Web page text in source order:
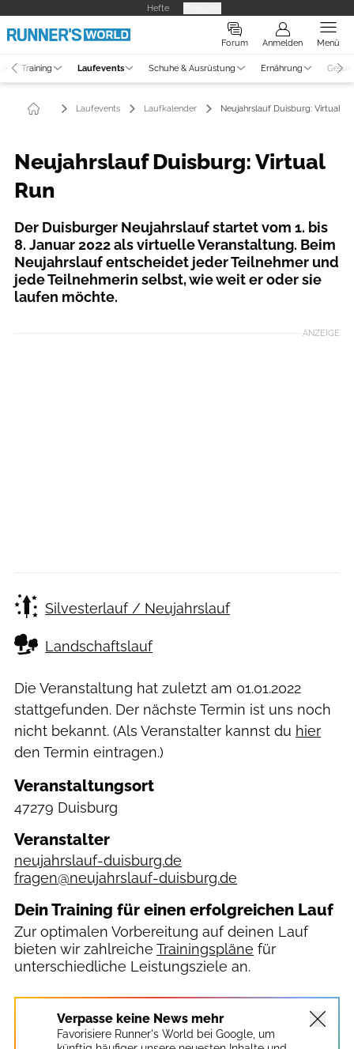
Hefte
Forum Anmelden Menü
Training Laufevents Schuhe & Ausrüstung Ernährung
Laufevents Laufkalender Neujahrslauf Duisburg: Virtual
Neujahrslauf Duisburg: Virtual
Run
Der Duisburger Neujahrslauf startet vom 1. bis
8. Januar 2022 als virtuelle Veranstaltung. Beim
Neujahrslauf entscheidet jeder Teilnehmer und
jede Teilnehmerin selbst, wie weit er oder sie
laufen möchte.
ANZEIGE
Silvesterlauf / Neujahrslauf
Landschaftslauf
Die Veranstaltung hat zuletzt am 01.01.2022
stattgefunden. Der nächste Termin ist uns noch
nicht bekannt. (Als Veranstalter kannst du hier
den Termin eintragen.)
Veranstaltungsort
47279 Duisburg
Veranstalter
neujahrslauf-duisburg.de
fragen@neujahrslauf-duisburg.de
Dein Training für einen erfolgreichen Lauf
Zur optimalen Vorbereitung auf deinen Lauf
bieten wir zahlreiche Trainingspläne für
unterschiedliche Leistungsziele an.
Verpasse keine News mehr
Favorisiere Runner's World bei Google, um